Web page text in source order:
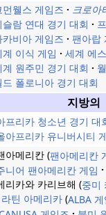
먼웰스 게임즈 크로아
슬람 연대 경기 대회
카비아 게임즈
팬아랍
계 이식 게임
세계 에
계 원주민 경기 대회
드 폴로니아 경기 대회
지방의
프리카 청소년 경기 대
아프리카 유니버시티
아메리칸 팬아메리칸
니어 팬아메리칸 게임
리카와 카리브해 중미
라틴 아메리카 ALBA 게